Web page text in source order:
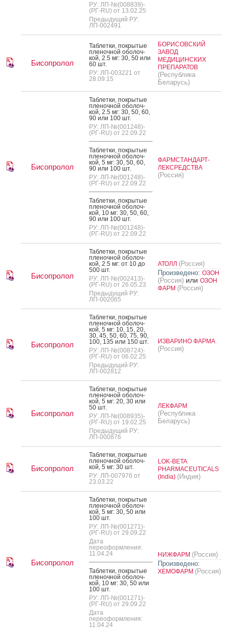
РУ: ЛП-№(008839)-
(РГ-RU) от 13.02.25
Предыдущий РУ:
ЛП-002491
Бисопролол
Таб­летки, пок­ры­тые
пле­ноч­ной обо­лоч­
кой, 2.5 мг: 30, 50 или
60 шт.
РУ: ЛП-003221 от
28.09.15
БОРИСОВСКИЙ
ЗАВОД
МЕДИЦИНСКИХ
ПРЕПАРАТОВ
(Республика
Беларусь)
Бисопролол
Таб­летки, пок­ры­тые
пле­ноч­ной обо­лоч­
кой, 2.5 мг: 30, 50, 60,
90 или 100 шт.
РУ: ЛП-№(001248)-
(РГ-RU) от 22.09.22
Таб­летки, пок­ры­тые
пле­ноч­ной обо­лоч­
кой, 5 мг: 30, 50, 60,
90 или 100 шт.
РУ: ЛП-№(001248)-
(РГ-RU) от 22.09.22
Таб­летки, пок­ры­тые
пле­ноч­ной обо­лоч­
кой, 10 мг: 30, 50, 60,
90 или 100 шт.
РУ: ЛП-№(001248)-
(РГ-RU) от 22.09.22
ФАРМСТАНДАРТ-
ЛЕКСРЕДСТВА
(Россия)
Бисопролол
Таб­летки, пок­ры­тые
пле­ноч­ной обо­лоч­
кой, 2.5 мг: от 10 до
500 шт.
РУ: ЛП-№(002413)-
(РГ-RU) от 26.05.23
Предыдущий РУ:
ЛП-002065
АТОЛЛ (Россия)
Произведено: ОЗОН
(Россия) или ОЗОН
ФАРМ (Россия)
Бисопролол
Таб­летки, пок­ры­тые
пле­ноч­ной обо­лоч­
кой, 5 мг: 10, 15, 20,
30, 45, 50, 60, 75, 90,
100, 135 или 150 шт.
РУ: ЛП-№(008724)-
(РГ-RU) от 06.02.25
Предыдущий РУ:
ЛП-002812
ИЗВАРИНО ФАРМА
(Россия)
Бисопролол
Таб­летки, пок­ры­тые
пле­ноч­ной обо­лоч­
кой, 5 мг: 20, 30 или
50 шт.
РУ: ЛП-№(008935)-
(РГ-RU) от 19.02.25
Предыдущий РУ:
ЛП-000876
ЛЕКФАРМ
(Республика
Беларусь)
Бисопролол
Таб­летки, пок­ры­тые
пле­ноч­ной обо­лоч­
кой, 5 мг: 30 шт.
РУ: ЛП-007976 от
23.03.22
LOK-BETA
PHARMACEUTICALS
(India) (Индия)
Бисопролол
Таб­летки, пок­ры­тые
пле­ноч­ной обо­лоч­
кой, 5 мг: 30, 50 или
100 шт.
РУ: ЛП-№(001271)-
(РГ-RU) от 29.09.22
Дата
переоформления:
11.04.24
Таб­летки, пок­ры­тые
пле­ноч­ной обо­лоч­
кой, 10 мг: 30, 50 или
100 шт.
РУ: ЛП-№(001271)-
(РГ-RU) от 29.09.22
Дата
переоформления:
11.04.24
НИЖФАРМ (Россия)
Произведено:
ХЕМОФАРМ (Россия)